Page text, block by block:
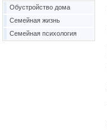
Обустройство дома
Семейная жизнь
Семейная психология